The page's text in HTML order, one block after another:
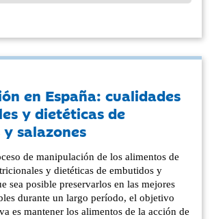
en España: cualidades
y dietéticas de
salazones
de manipulación de los alimentos de
y dietéticas de embutidos y
sea posible preservarlos en las mejores
durante un largo período, el objetivo
es mantener los alimentos de la acción de